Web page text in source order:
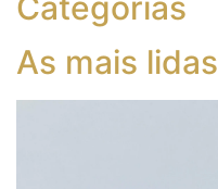
As mais lidas